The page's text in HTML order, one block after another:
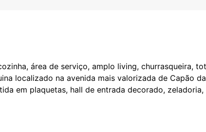
área de serviço, amplo living, churrasqueira,
localizado na avenida mais valorizada de Capão
em plaquetas, hall de entrada decorado, zeladoria,